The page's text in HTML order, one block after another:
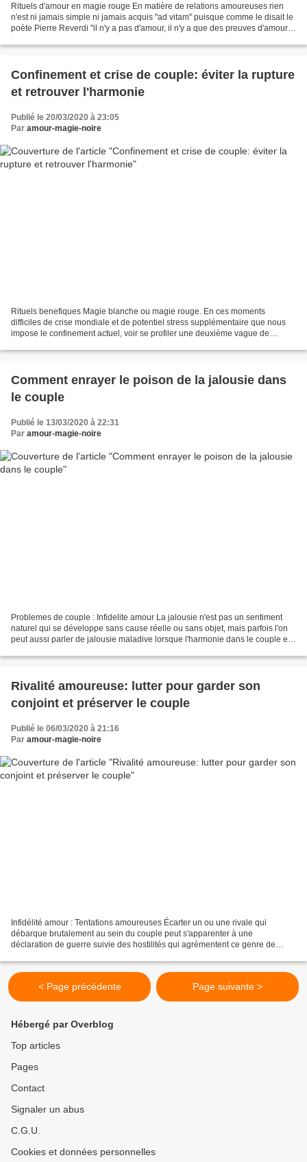
Rituels d'amour en magie rouge En matière de relations amoureuses rien
n'est ni jamais simple ni jamais acquis "ad vitam" puisque comme le disait le
poète Pierre Reverdi "il n'y a pas d'amour, il n'y a que des preuves d'amour".
Confinement et crise de couple: éviter la rupture
et retrouver l'harmonie
Publié le 20/03/2020 à 23:05
Par amour-magie-noire
Rituels benefiques Magie blanche ou magie rouge. En ces moments
difficiles de crise mondiale et de potentiel stress supplémentaire que nous
impose le confinement actuel, voir se profiler une deuxième vague de
Comment enrayer le poison de la jalousie dans
le couple
Publié le 13/03/2020 à 22:31
Par amour-magie-noire
Problemes de couple : Infidelite amour La jalousie n'est pas un sentiment
naturel qui se développe sans cause réelle ou sans objet, mais parfois l'on
peut aussi parler de jalousie maladive lorsque l'harmonie dans le couple est
Rivalité amoureuse: lutter pour garder son
conjoint et préserver le couple
Publié le 06/03/2020 à 21:16
Par amour-magie-noire
Infidélité amour : Tentations amoureuses Écarter un ou une rivale qui
débarque brutalement au sein du couple peut s'apparenter à une
déclaration de guerre suivie des hostilités qui agrémentent ce genre de
< Page précédente Page suivante >
Hébergé par Overblog
Top articles
Pages
Contact
Signaler un abus
C.G.U.
Cookies et données personnelles